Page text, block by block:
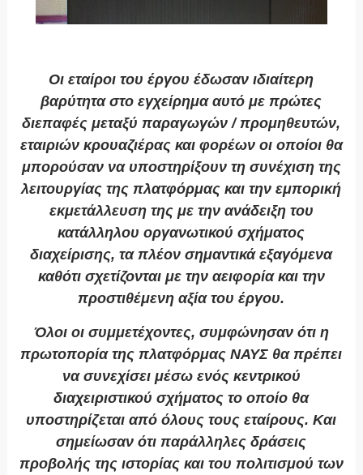
Οι εταίροι του έργου έδωσαν ιδιαίτερη
βαρύτητα στο εγχείρημα αυτό με πρώτες
διεπαφές μεταξύ παραγωγών / προμηθευτών,
εταιριών κρουαζιέρας και φορέων οι οποίοι θα
μπορούσαν να υποστηρίξουν τη συνέχιση της
λειτουργίας της πλατφόρμας και την εμπορική
εκμετάλλευση της με την ανάδειξη του
κατάλληλου οργανωτικού σχήματος
διαχείρισης, τα πλέον σημαντικά εξαγόμενα
καθότι σχετίζονται με την αειφορία και την
προστιθέμενη αξία του έργου.
Όλοι οι συμμετέχοντες, συμφώνησαν ότι η
πρωτοπορία της πλατφόρμας ΝΑΥΣ θα πρέπει
να συνεχίσει μέσω ενός κεντρικού
διαχειριστικού σχήματος το οποίο θα
υποστηρίζεται από όλους τους εταίρους. Και
σημείωσαν ότι παράλληλες δράσεις
προβολής της ιστορίας και του πολιτισμού των